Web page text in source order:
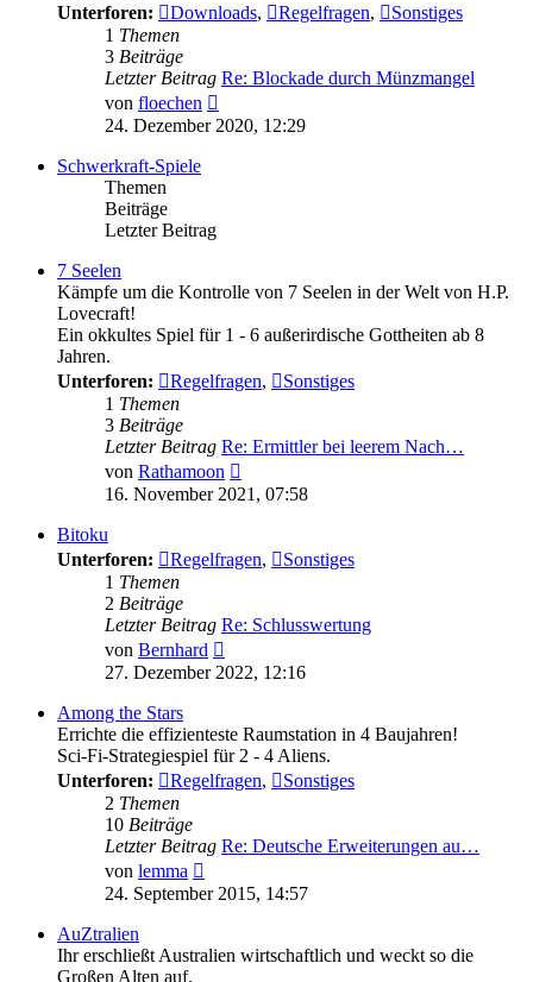
Unterforen:
Downloads, Regelfragen,
Sonstiges
1 Themen
3 Beiträge
Letzter Beitrag Re: Blockade durch Münzmangel
von floechen
Beitrag
24. Dezember 2020, 12:29
Schwerkraft-Spiele
Themen
Beiträge
Letzter Beitrag
7 Seelen
Kämpfe um die Kontrolle von 7 Seelen in der Welt von H.P.
Lovecraft!
Ein okkultes Spiel für 1 - 6 außerirdische Gottheiten ab 8
Jahren.
Unterforen:
Regelfragen,
Sonstiges
1 Themen
3 Beiträge
Letzter Beitrag Re: Ermittler bei leerem Nach…
von Rathamoon
Beitrag
16. November 2021, 07:58
Bitoku
Unterforen:
Regelfragen,
Sonstiges
1 Themen
2 Beiträge
Letzter Beitrag Re: Schlusswertung
von Bernhard
Beitrag
27. Dezember 2022, 12:16
Among the Stars
Errichte die effizienteste Raumstation in 4 Baujahren!
Sci-Fi-Strategiespiel für 2 - 4 Aliens.
Unterforen:
Regelfragen,
Sonstiges
2 Themen
10 Beiträge
Letzter Beitrag Re: Deutsche Erweiterungen au…
von lemma
Beitrag
24. September 2015, 14:57
AuZtralien
Ihr erschließt Australien wirtschaftlich und weckt so die
Großen Alten auf.